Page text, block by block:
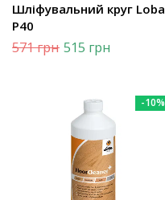
Шліфувальний круг Loba
Р40
571грн 515 грн
-10%